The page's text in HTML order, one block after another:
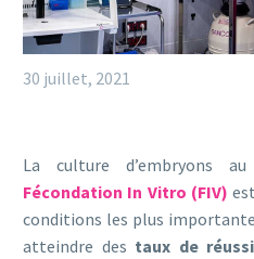
30 juillet, 2021
La culture d’embryons
Fécondation In Vitro (FIV)
conditions les plus
atteindre des taux de